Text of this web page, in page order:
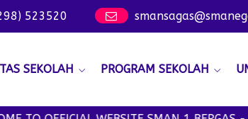
523520
SEKOLAH PROGRAM SEKOLAH